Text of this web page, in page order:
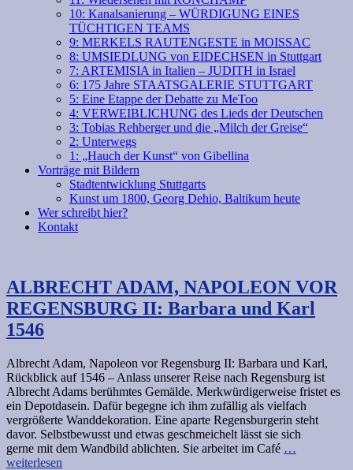
10: Kanalsanierung – WÜRDIGUNG EINES
TÜCHTIGEN TEAMS
9: MERKELS RAUTENGESTE in MOISSAC
8: UMSIEDLUNG von EIDECHSEN in Stuttgart
7: ARTEMISIA in Italien – JUDITH in Israel
6: 175 Jahre STAATSGALERIE STUTTGART
5: Eine Etappe der Debatte zu MeToo
4: VERWEIBLICHUNG des Lieds der Deutschen
3: Tobias Rehberger und die „Milch der Greise“
2: Unterwegs
1: „Hauch der Kunst“ von Gibellina
Vorträge mit Bildern
Stadtentwicklung Stuttgarts
Kunst um 1800, Georg Dehio, Baltikum heute
Wer schreibt hier?
Kontakt
ALBRECHT ADAM, NAPOLEON VOR
REGENSBURG II: Barbara und Karl
1546
Albrecht Adam, Napoleon vor Regensburg II: Barbara und Karl,
Rückblick auf 1546 – Anlass unserer Reise nach Regensburg ist
Albrecht Adams berühmtes Gemälde. Merkwürdigerweise fristet es
ein Depotdasein. Dafür begegne ich ihm zufällig als vielfach
vergrößerte Wanddekoration. Eine aparte Regensburgerin steht
davor. Selbstbewusst und etwas geschmeichelt lässt sie sich
gerne mit dem Wandbild ablichten. Sie arbeitet im Café …
weiterlesen